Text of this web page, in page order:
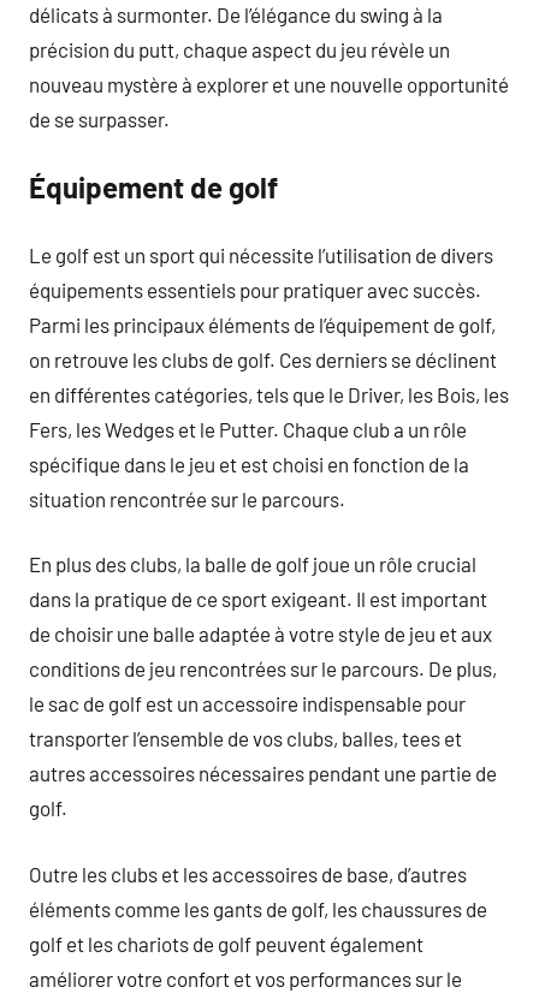
délicats à surmonter. De l’élégance du swing à la
précision du putt, chaque aspect du jeu révèle un
nouveau mystère à explorer et une nouvelle opportunité
de se surpasser.
Équipement de golf
Le golf est un sport qui nécessite l’utilisation de divers
équipements essentiels pour pratiquer avec succès.
Parmi les principaux éléments de l’équipement de golf,
on retrouve les clubs de golf. Ces derniers se déclinent
en différentes catégories, tels que le Driver, les Bois, les
Fers, les Wedges et le Putter. Chaque club a un rôle
spécifique dans le jeu et est choisi en fonction de la
situation rencontrée sur le parcours.
En plus des clubs, la balle de golf joue un rôle crucial
dans la pratique de ce sport exigeant. Il est important
de choisir une balle adaptée à votre style de jeu et aux
conditions de jeu rencontrées sur le parcours. De plus,
le sac de golf est un accessoire indispensable pour
transporter l’ensemble de vos clubs, balles, tees et
autres accessoires nécessaires pendant une partie de
golf.
Outre les clubs et les accessoires de base, d’autres
éléments comme les gants de golf, les chaussures de
golf et les chariots de golf peuvent également
améliorer votre confort et vos performances sur le